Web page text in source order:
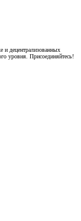
и децентрализованных
уровня. Присоединяйтесь!